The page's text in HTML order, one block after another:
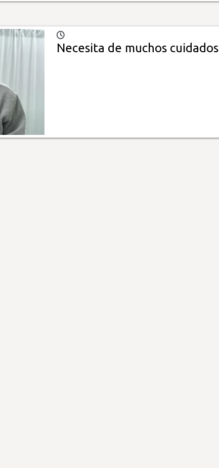
Necesita de muchos cuidados